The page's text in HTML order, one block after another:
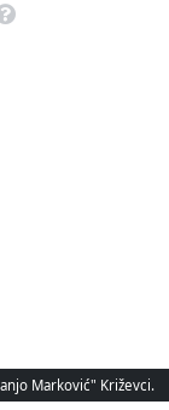
Marković" Križevci.